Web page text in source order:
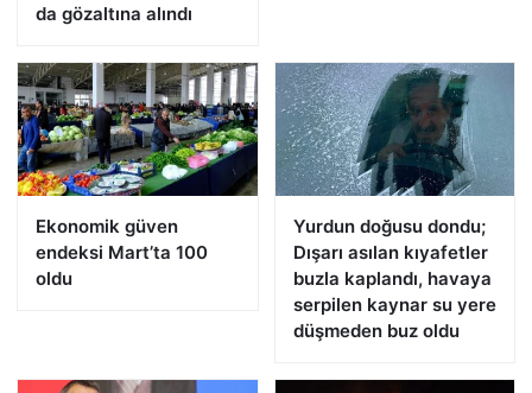
da gözaltına alındı
Ekonomik güven
endeksi Mart’ta 100
oldu
Yurdun doğusu dondu;
Dışarı asılan kıyafetler
buzla kaplandı, havaya
serpilen kaynar su yere
düşmeden buz oldu